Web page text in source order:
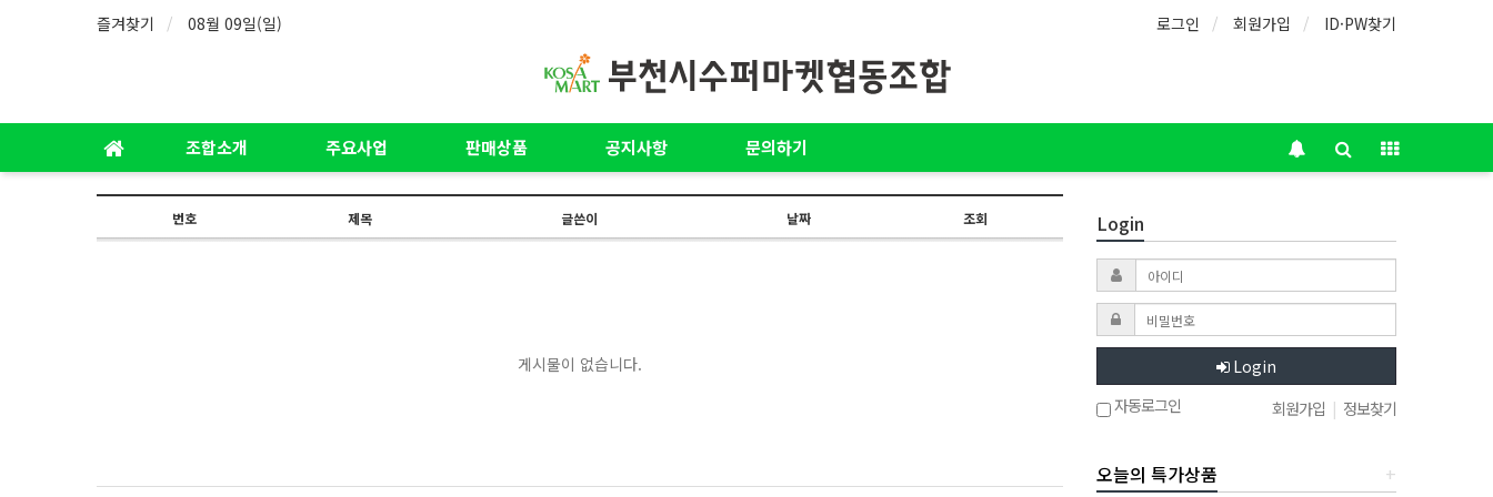
즐겨찾기 08월 09일(일) 로그인 회원가입 ID·PW찾기
조합소개 주요사업 판매상품 공지사항 문의하기
번호 제목 글쓴이 날짜 조회
게시물이 없습니다.
Login
Login
자동로그인
회원가입 | 정보찾기
+
오늘의 특가상품